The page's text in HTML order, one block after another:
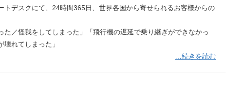
トデスクにて、24時間365日、世界各国から寄せられるお客様からの
／怪我をしてしまった」「飛行機の遅延で乗り継ぎができなかっ
れてしまった」
…続きを読む